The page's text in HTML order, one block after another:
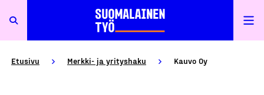
Etusivu Merkki- ja yrityshaku Kauvo Oy